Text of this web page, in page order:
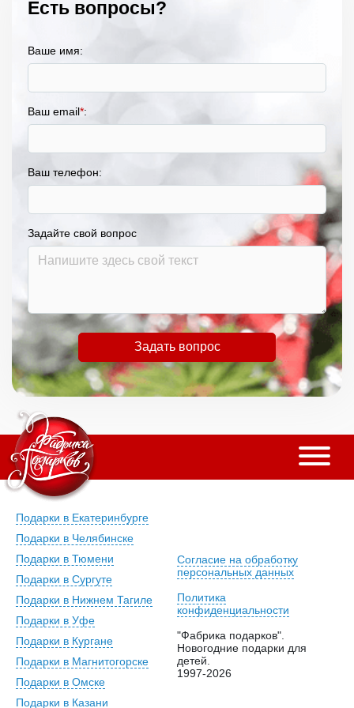
Есть вопросы?
Ваше имя:
Ваш email*:
Ваш телефон:
Задайте свой вопрос
Задать вопрос
Подарки в Екатеринбурге
Подарки в Челябинске
Подарки в Тюмени
Подарки в Сургуте
Подарки в Нижнем Тагиле
Подарки в Уфе
Подарки в Кургане
Подарки в Магнитогорске
Подарки в Омске
Подарки в Казани
Согласие на обработку
персональных данных
Политика
конфиденциальности
"Фабрика подарков".
Новогодние подарки для
детей.
1997-2026